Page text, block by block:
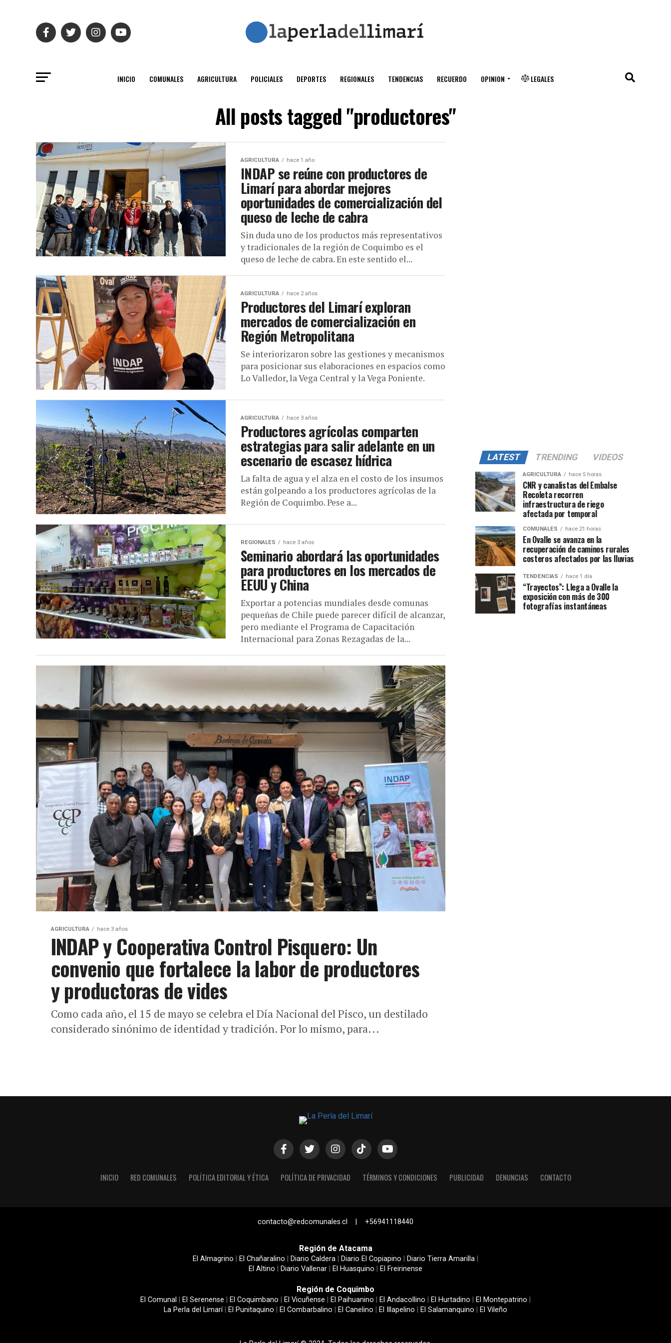
INICIO COMUNALES AGRICULTURA POLICIALES DEPORTES REGIONALES TENDENCIAS RECUERDO OPINION LEGALES
All posts tagged "productores"
AGRICULTURA hace 1 año
INDAP se reúne con productores de
Limarí para abordar mejores
oportunidades de comercialización del
queso de leche de cabra
Sin duda uno de los productos más representativos
y tradicionales de la región de Coquimbo es el
queso de leche de cabra. En este sentido el...
AGRICULTURA hace 2 años
Productores del Limarí exploran
mercados de comercialización en
Región Metropolitana
Se interiorizaron sobre las gestiones y mecanismos
para posicionar sus elaboraciones en espacios como
Lo Valledor, la Vega Central y la Vega Poniente.
AGRICULTURA hace 3 años
Productores agrícolas comparten
estrategias para salir adelante en un
escenario de escasez hídrica
La falta de agua y el alza en el costo de los insumos
están golpeando a los productores agrícolas de la
Región de Coquimbo. Pese a...
REGIONALES hace 3 años
Seminario abordará las oportunidades
para productores en los mercados de
EEUU y China
Exportar a potencias mundiales desde comunas
pequeñas de Chile puede parecer difícil de alcanzar,
pero mediante el Programa de Capacitación
Internacional para Zonas Rezagadas de la...
AGRICULTURA hace 3 años
INDAP y Cooperativa Control Pisquero: Un
convenio que fortalece la labor de productores
y productoras de vides
Como cada año, el 15 de mayo se celebra el Día Nacional del Pisco, un destilado
considerado sinónimo de identidad y tradición. Por lo mismo, para...
LATEST TRENDING VIDEOS
AGRICULTURA hace 5 horas
CNR y canalistas del Embalse
Recoleta recorren
infraestructura de riego
afectada por temporal
COMUNALES hace 21 horas
En Ovalle se avanza en la
recuperación de caminos rurales
costeros afectados por las lluvias
TENDENCIAS hace 1 día
“Trayectos”: Llega a Ovalle la
exposición con más de 300
fotografías instantáneas
INICIO RED COMUNALES POLÍTICA EDITORIAL Y ÉTICA POLÍTICA DE PRIVACIDAD TÉRMINOS Y CONDICIONES PUBLICIDAD DENUNCIAS CONTACTO
contacto@redcomunales.cl | +56941118440
Región de Atacama
El Almagrino El Chañaralino Diario Caldera Diario El Copiapino Diario Tierra Amarilla
El Altino
Diario Vallenar El Huasquino El Freirinense
Región de Coquimbo
El Comunal El Serenense El Coquimbano El Vicuñense El Paihuanino El Andacollino El Hurtadino El Montepatrino
La Perla del Limarí| El Punitaquino El Combarbalino El Canelino El Illapelino El Salamanquino El Vileño